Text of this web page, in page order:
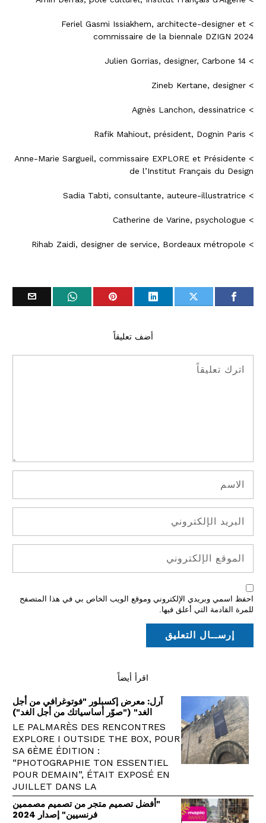
> Feriel Gasmi Issiakhem, architecte-designer et
commissaire de la biennale DZIGN 2024
> Julien Gorrias, designer, Carbone 14
> Zineb Kertane, designer
> Agnès Lanchon, dessinatrice
> Rafik Mahiout, président, Dognin Paris
> Anne-Marie Sargueil, commissaire EXPLORE et Présidente
de l’Institut Français du Design
> Sadia Tabti, consultante, auteure-illustratrice
> Catherine de Varine, psychologue
> Rihab Zaidi, designer de service, Bordeaux métropole
أضف تعليقاً
احفظ اسمي وبريدي الإلكتروني وموقع الويب الخاص بي في هذا المتصفح
للمرة القادمة التي أعلق فيها.
اقرأ أيضاً
آرل: معرض إكسبلور "فوتوغرافي من أجل
الغد" ("صوّر أساسياتك من أجل الغد")
LE PALMARÈS DES RENCONTRES
EXPLORE I OUTSIDE THE BOX, POUR
SA 6ÈME ÉDITION :
“PHOTOGRAPHIE TON ESSENTIEL
POUR DEMAIN”, ÉTAIT EXPOSÉ EN
JUILLET DANS LA
"أفضل تصميم متجر من تصميم مصممين
فرنسيين" إصدار 2024